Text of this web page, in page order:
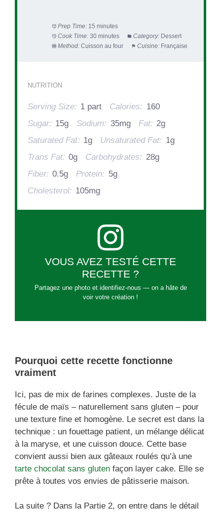
Prep Time: 15 minutes
Cook Time: 30 minutes Category: Dessert
Method: Cuisson au four Cuisine: Française
NUTRITION
Serving Size: 1 part Calories: 160
Sugar: 15g Sodium: 35mg Fat: 2g
Saturated Fat: 1g Unsaturated Fat: 1g
Trans Fat: 0g Carbohydrates: 28g
Fiber: 0.5g Protein: 5g
Cholesterol: 105mg
VOUS AVEZ TESTÉ CETTE
RECETTE ?
Partagez une photo et identifiez-nous — on a hâte de
voir votre création !
Pourquoi cette recette fonctionne
vraiment
Ici, pas de mix de farines complexes. Juste de la
fécule de maïs – naturellement sans gluten – pour
une texture fine et homogène. Le secret est dans la
technique : un fouettage patient, un mélange délicat
à la maryse, et une cuisson douce. Cette base
convient aussi bien aux gâteaux roulés qu’à une
tarte chocolat sans gluten façon layer cake. Elle se
prête à toutes vos envies de pâtisserie maison.
La suite ? Dans la Partie 2, on entre dans le détail